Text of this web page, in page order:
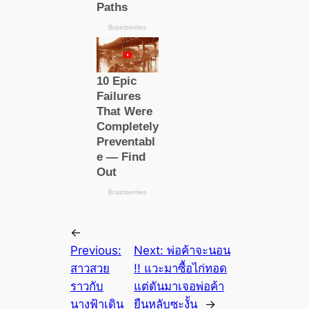
←
Previous:
สาวสวย
ราวกับ
นางฟ้าเดิน
Next:พ่อค้าจะนอน
!! แวะมาซื้อไก่ทอด
แต่ดันมาเจอพ่อค้า
ยืนหลับซะงั้น
→